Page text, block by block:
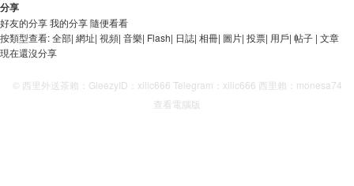
分享
好友的分享我的分享隨便看看
按類型查看:全部| 網址| 視頻| 音樂| Flash| 日誌| 相冊| 圖片| 投票| 用戶| 帖子 | 文章
現在還沒分享
© 西里外送茶賴：GleezyID：xilic666 Telegram：xilic666 西里賴：monesa74
查看電腦版